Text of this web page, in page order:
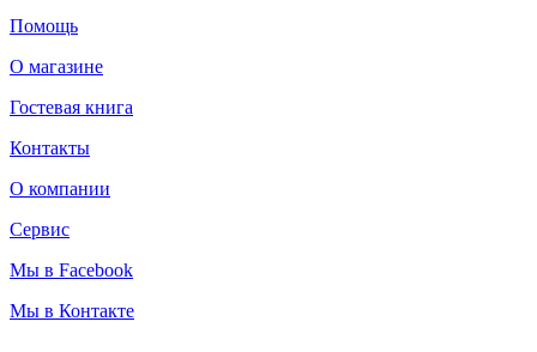
Помощь
О магазине
Гостевая книга
Контакты
О компании
Сервис
Мы в Facebook
Мы в Контакте